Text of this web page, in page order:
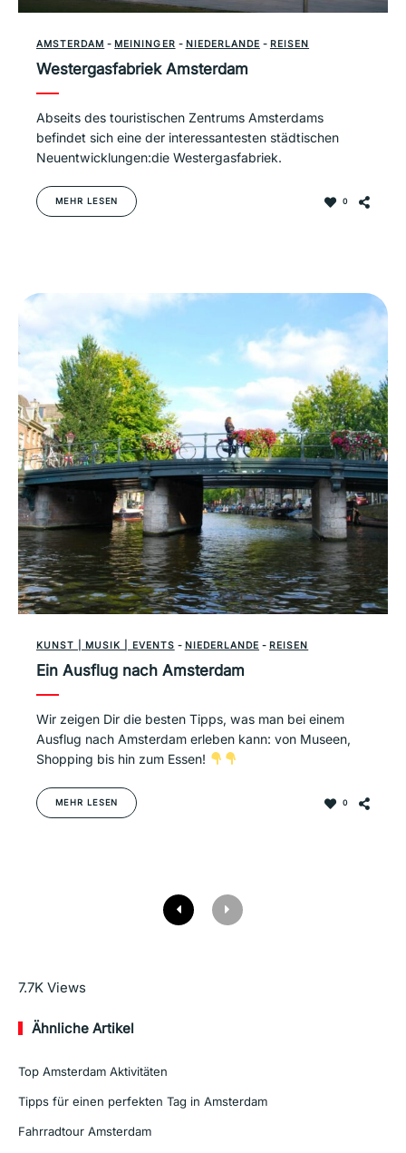
AMSTERDAM - MEININGER - NIEDERLANDE - REISEN
Westergasfabriek Amsterdam
Abseits des touristischen Zentrums Amsterdams
befindet sich eine der interessantesten städtischen
Neuentwicklungen:die Westergasfabriek.
MEHR LESEN 0
KUNST | MUSIK | EVENTS - NIEDERLANDE - REISEN
Ein Ausflug nach Amsterdam
Wir zeigen Dir die besten Tipps, was man bei einem
Ausflug nach Amsterdam erleben kann: von Museen,
Shopping bis hin zum Essen!
MEHR LESEN 0
Mehr lesen
7.7K Views
Ähnliche Artikel
Top Amsterdam Aktivitäten
Tipps für einen perfekten Tag in Amsterdam
Fahrradtour Amsterdam